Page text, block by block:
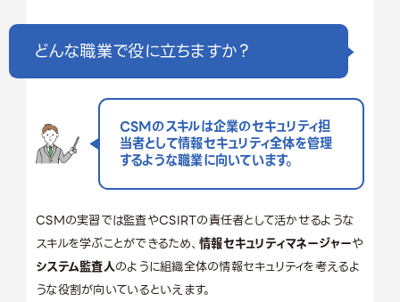
どんな職業で役に立ちますか？
CSMのスキルは企業のセキュリティ担
当者として情報セキュリティ全体を管理
するような職業に向いています。
CSMの実習では監査やCSIRTの責任者として活かせるような
スキルを学ぶことができるため、情報セキュリティマネージャーや
システム監査人のように組織全体の情報セキュリティを考えるよ
うな役割が向いているといえます。